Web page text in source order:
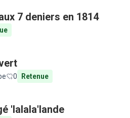
7 deniers en 1814
0 Retenue
'lalala'lande